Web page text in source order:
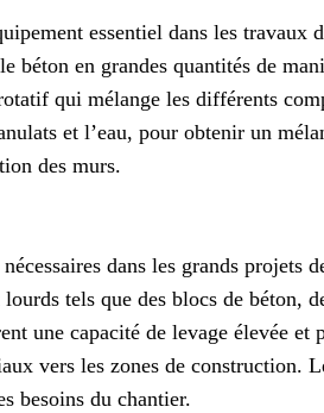
essentiel dans les travaux
béton en grandes quantités de
qui mélange les différents
et l’eau, pour obtenir un
des murs.
dans les grands projets
tels que des blocs de béton,
une capacité de levage élevée et
vers les zones de construction.
besoins du chantier.